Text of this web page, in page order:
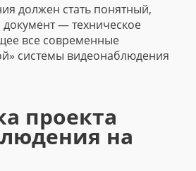
должен стать понятный,
— техническое
все современные
системы видеонаблюдения
проекта
на